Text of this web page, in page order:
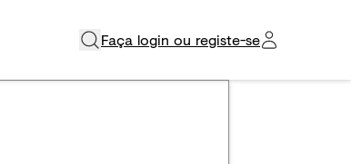
Faça login ou registe-se​